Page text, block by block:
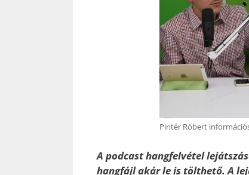
Pintér Róbert
A podcast hangfelvétel
hangfájl akár le is tölthető. A